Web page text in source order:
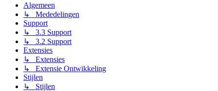
Algemeen
↳ Mededelingen
Support
↳ 3.3 Support
↳ 3.2 Support
Extensies
↳ Extensies
↳ Extensie Ontwikkeling
Stijlen
↳ Stijlen